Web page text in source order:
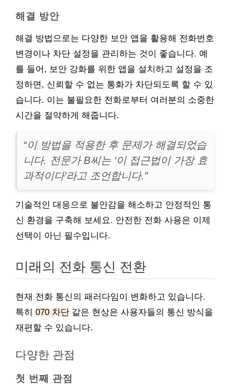
해결 방안
해결 방법으로는 다양한 보안 앱을 활용해 전화번호
변경이나 차단 설정을 관리하는 것이 좋습니다. 예
를 들어, 보안 강화를 위한 앱을 설치하고 설정을 조
정하면, 신뢰할 수 없는 통화가 차단되도록 할 수 있
습니다. 이는 불필요한 전화로부터 여러분의 소중한
시간을 절약하게 해줍니다.
“이 방법을 적용한 후 문제가 해결되었습
니다. 전문가 B씨는 ‘이 접근법이 가장 효
과적이다’라고 조언합니다.”
기술적인 대응으로 불안감을 해소하고 안정적인 통
신 환경을 구축해 보세요. 안전한 전화 사용은 이제
선택이 아닌 필수입니다.
미래의 전화 통신 전환
현재 전화 통신의 패러다임이 변화하고 있습니다.
특히 070 차단 같은 현상은 사용자들의 통신 방식을
재편할 수 있습니다.
다양한 관점
첫 번째 관점